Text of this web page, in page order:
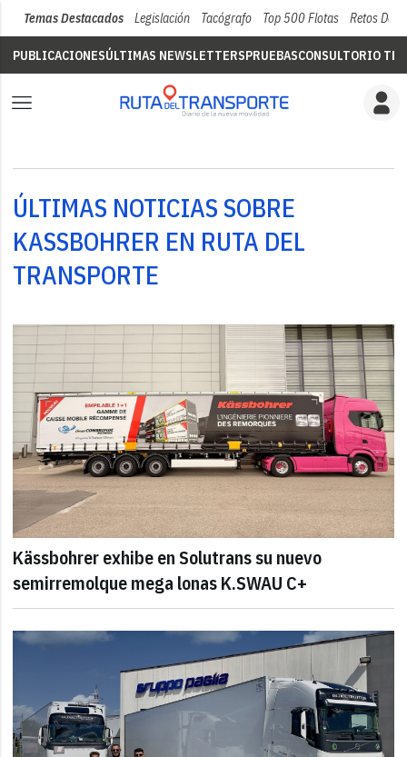
Temas Destacados Legislación Tacógrafo Top 500 Flotas Retos Del
PUBLICACIONESÚLTIMAS NEWSLETTERSPRUEBASCONSULTORIO
ÚLTIMAS NOTICIAS SOBRE
KASSBOHRER EN RUTA DEL
TRANSPORTE
Kässbohrer exhibe en Solutrans su nuevo
semirremolque mega lonas K.SWAU C+